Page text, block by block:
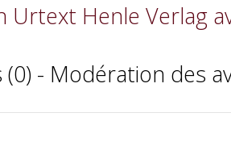
Urtext Henle Verlag
(0) - Modération des